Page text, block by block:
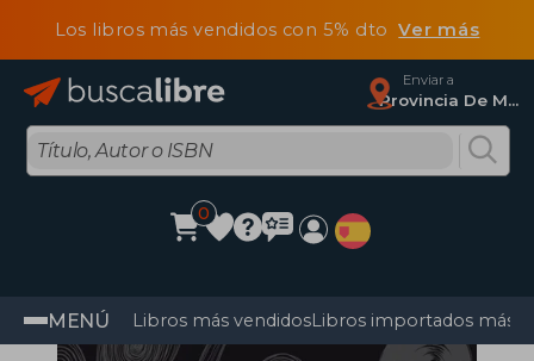
Los libros más vendidos con 5% dtoVer más
Enviar a
Provincia De Madrid
0
MENÚ Libros más vendidosLibros importados más